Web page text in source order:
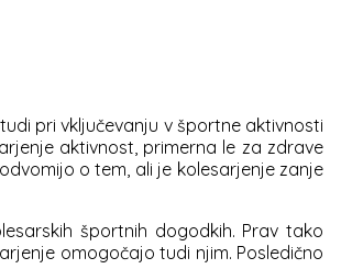
pri vključevanju v športne aktivnosti
aktivnost, primerna le za zdrave
o tem, ali je kolesarjenje zanje
športnih dogodkih. Prav tako
omogočajo tudi njim. Posledično